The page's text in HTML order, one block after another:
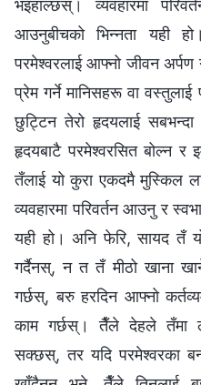
भइहाल्छस्। व्यवहारमा
आउनुबीचको भिन्नता
परमेश्‍वरलाई आफ्नो जीवन
प्रेम गर्ने मानिसहरू वा
छुट्टिन तेरो हृदयलाई
हृदयबाटै परमेश्‍वरसित बोल्न र
तँलाई यो कुरा एकदमै मुस्किल
व्यवहारमा परिवर्तन आउनु र
यही हो। अनि फेरि, सायद तँ
गर्दैनस्, न त तँ मीठो खाना
गर्छस्, बरु हरदिन आफ्नो
काम गर्छस्। तैँले देहले तँमा
सक्छस्, तर यदि परमेश्‍वरका